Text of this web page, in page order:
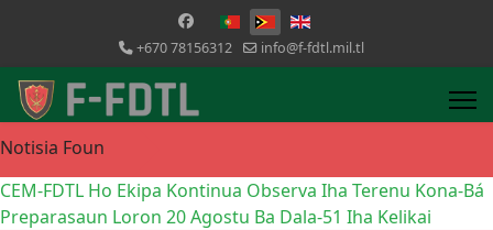
Selecione o seu idioma
+670 78156312 info@f-fdtl.mil.tl
Notisia Foun
CEM-FDTL Ho Ekipa Kontinua Observa Iha Terenu Kona-Bá
Preparasaun Loron 20 Agostu Ba Dala-51 Iha Kelikai